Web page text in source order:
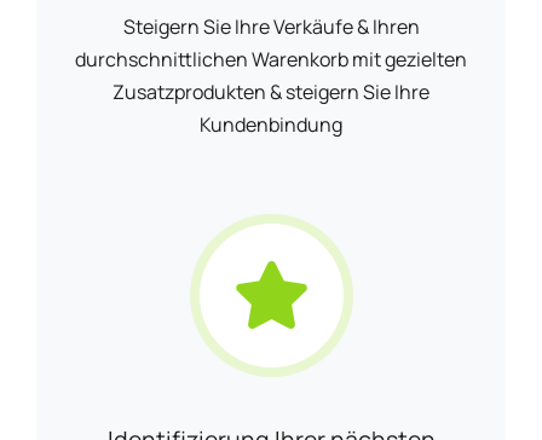
Steigern Sie Ihre Verkäufe & Ihren
durchschnittlichen Warenkorb mit gezielten
Zusatzprodukten & steigern Sie Ihre
Kundenbindung